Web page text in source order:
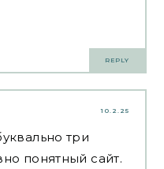
REPLY
10.2.25
три
понятный сайт.